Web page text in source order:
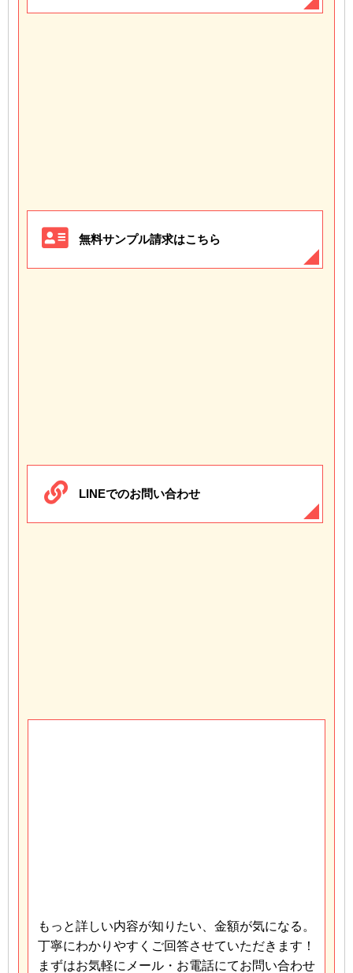
無料サンプル請求はこちら
LINEでのお問い合わせ
もっと詳しい内容が知りたい、金額が気になる。
丁寧にわかりやすくご回答させていただきます！
まずはお気軽にメール・お電話にてお問い合わせ